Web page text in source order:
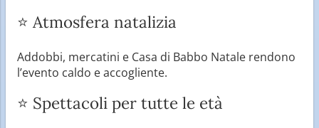
⭐ Atmosfera natalizia
Addobbi, mercatini e Casa di Babbo Natale rendono
l’evento caldo e accogliente.
⭐ Spettacoli per tutte le età